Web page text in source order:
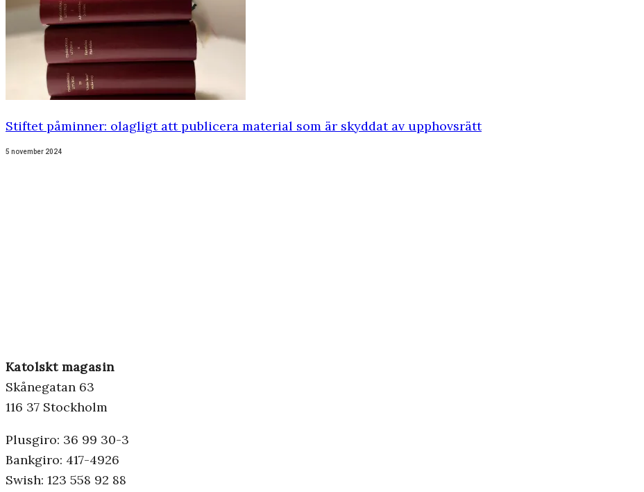
Stiftet påminner: olagligt att publicera material som är skyddat av upphovsrätt
5 november 2024
Katolskt magasin
Skånegatan 63
116 37 Stockholm
Plusgiro: 36 99 30-3
Bankgiro: 417-4926
Swish: 123 558 92 88